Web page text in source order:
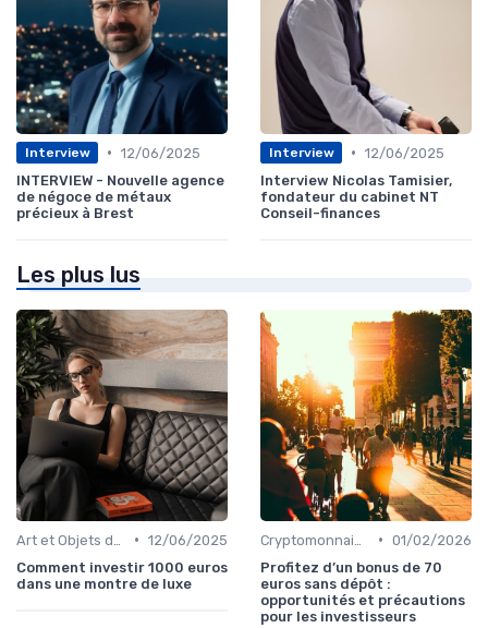
Interview • 12/06/2025
INTERVIEW - Nouvelle agence
de négoce de métaux
précieux à Brest
Interview • 12/06/2025
Interview Nicolas Tamisier,
fondateur du cabinet NT
Conseil-finances
Les plus lus
• 12/06/2025
Comment investir 1000 euros
dans une montre de luxe
• 01/02/2026
Profitez d’un bonus de 70
euros sans dépôt :
opportunités et précautions
pour les investisseurs